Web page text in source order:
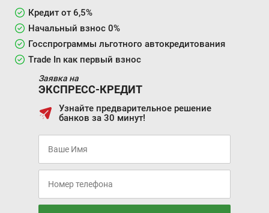
Кредит от 6,5%
Начальный взнос 0%
Госспрограммы льготного автокредитования
Trade In как первый взнос
Заявка на
ЭКСПРЕСС-КРЕДИТ
Узнайте предварительное решение
банков за 30 минут!